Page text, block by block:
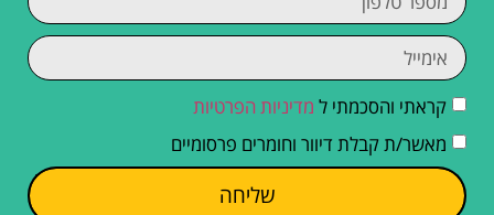
קראתי והסכמתי ל מדיניות הפרטיות
מאשר/ת קבלת דיוור וחומרים פרסומיים
שליחה